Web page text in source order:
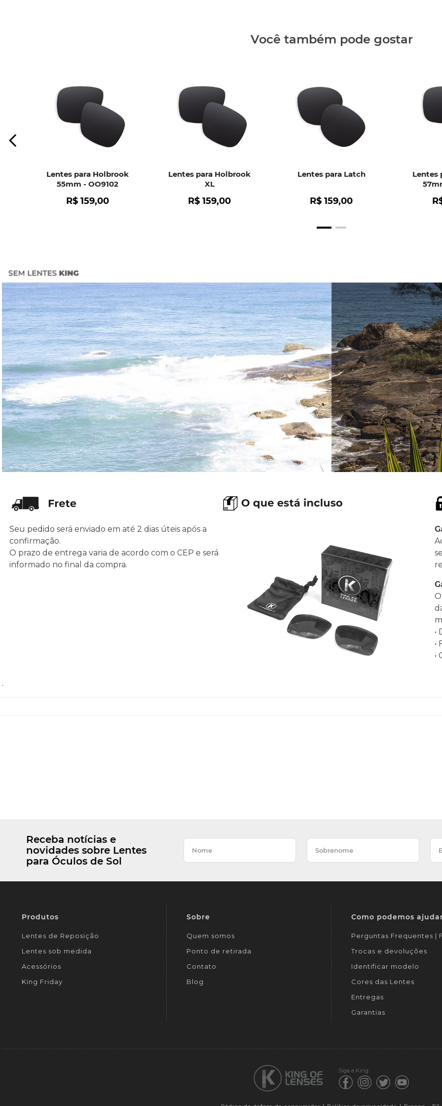
Você também pode gostar
Lentes para Holbrook
55mm - OO9102
R$ 159,00
Lentes para Holbrook
XL
R$ 159,00
Lentes para Latch
R$ 159,00
Lentes
Seu pedido será enviado em até 2 dias úteis após a
confirmação.
O prazo de entrega varia de acordo com o CEP e será
informado no final da compra.
•
•
•
.
Receba notícias e
novidades sobre Lentes
para Óculos de Sol
Produtos
Lentes de Reposição
Lentes sob medida
Acessórios
King Friday
Sobre
Quem somos
Ponto de retirada
Contato
Blog
Como podemos
Perguntas Frequentes |
Trocas e devoluções
Identificar modelo
Cores das Lentes
Entregas
Garantias
Siga a King: